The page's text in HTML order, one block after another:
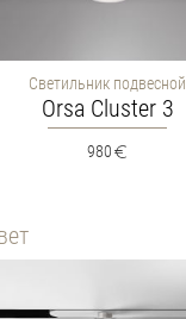
Светильник подвесной
Orsa Cluster 3
980